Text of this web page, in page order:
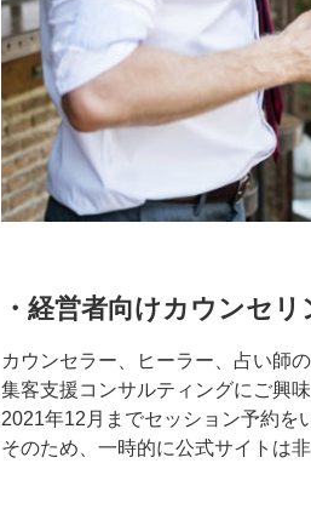
・経営者向けカウンセ
カウンセラー、ヒーラー、占い師
集客支援コンサルティングにご興
2021年12月までセッション予約を
そのため、一時的に公式サイトは